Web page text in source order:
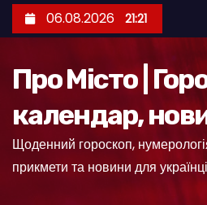
е
06.08.2026 21:21
Про Місто |
календар,
Щоденний гороскоп,
прикмети та новини для